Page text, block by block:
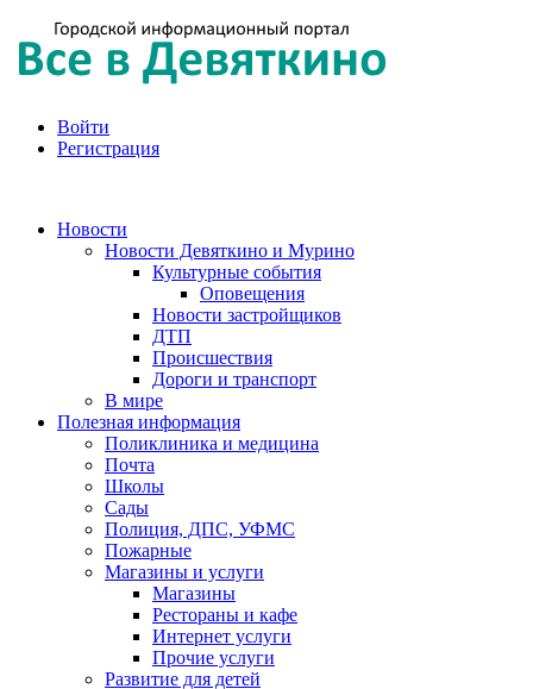
Войти
Регистрация
Новости
Новости Девяткино и Мурино
Культурные события
Оповещения
Новости застройщиков
ДТП
Происшествия
Дороги и транспорт
В мире
Полезная информация
Поликлиника и медицина
Почта
Школы
Сады
Полиция, ДПС, УФМС
Пожарные
Магазины и услуги
Магазины
Рестораны и кафе
Интернет услуги
Прочие услуги
Развитие для детей